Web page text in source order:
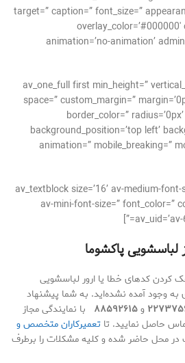
target=” caption=” font_size=”
animation=’no-animation’
[/av_one_full][av_one_full first min_height=”
space=” custom_margin=”
border_color=”
background_position=’top left’
animation=” mobile_breaking=”
[av_textblock size=’16’ av-medium-
av-mini-font-size=” font_color=”
av_uid=’av-
لباسشویی پاكشوما
کردن کدهای خطا یا ارور لباسشویی
به وجود آمده نشده‌اید. به شما پیشنهاد
و۸۸۵۹۲۶۱۵ با نمایندگی مجاز
حاصل نمایید. تا تعمیرکاران متخصص و
در محل حاضر شده و کلیه مشکلات را برطرف